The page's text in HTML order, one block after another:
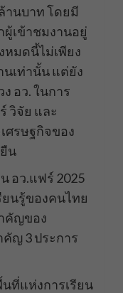
านบาท โดยมี
ผู้เข้าชมงานอยู่
หมดนี้ไม่เพียง
เท่านั้น แต่ยัง
อว. ในการ
วิจัย และ
ศรษฐกิจของ
น
อว.แฟร์ 2025
ยนรู้ของคนไทย
คัญของ
คัญ 3 ประการ
ที่แห่งการเรียน